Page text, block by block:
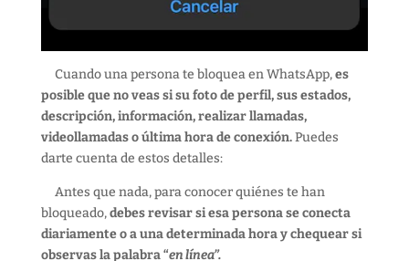
Cuando una persona te bloquea en WhatsApp,es
posible que no veas si su foto de perfil, sus estados,
descripción, información, realizar llamadas,
videollamadas o última hora de conexión.Puedes
darte cuenta de estos detalles:
Antes que nada, para conocer quiénes te han
bloqueado,debes revisar si esa persona se conecta
diariamente o a una determinada hora y chequear si
observas la palabra “en línea”.